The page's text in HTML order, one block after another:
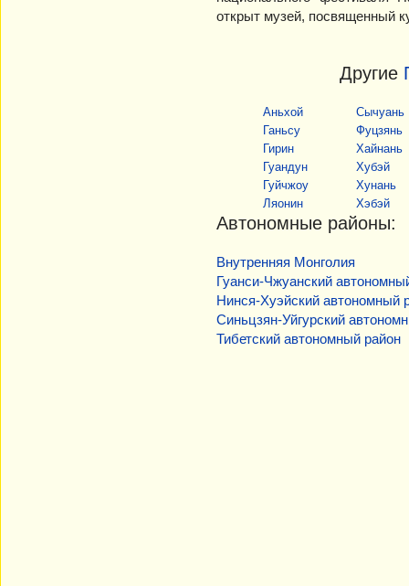
открыт музей, посвященный
Другие
Аньхой
Сычуань
Ганьсу
Фуцзянь
Гирин
Хайнань
Гуандун
Хубэй
Гуйчжоу
Хунань
Ляонин
Хэбэй
Автономные районы:
Внутренняя Монголия
Гуанси-Чжуанский
Нинся-Хуэйский автономный
Синьцзян-Уйгурский
Тибетский автономный район